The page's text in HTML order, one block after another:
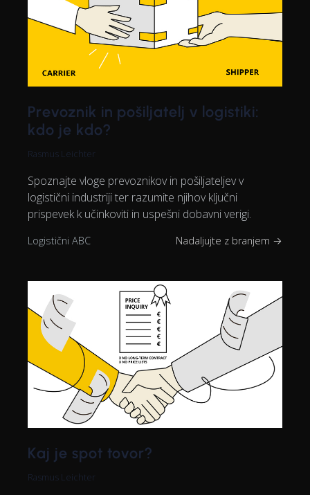
Prevoznik in pošiljatelj v logistiki:
kdo je kdo?
Rasmus Leichter
Spoznajte vloge prevoznikov in pošiljateljev v
logistični industriji ter razumite njihov ključni
prispevek k učinkoviti in uspešni dobavni verigi.
Logistični ABC Nadaljujte z branjem →
Kaj je spot tovor?
Rasmus Leichter